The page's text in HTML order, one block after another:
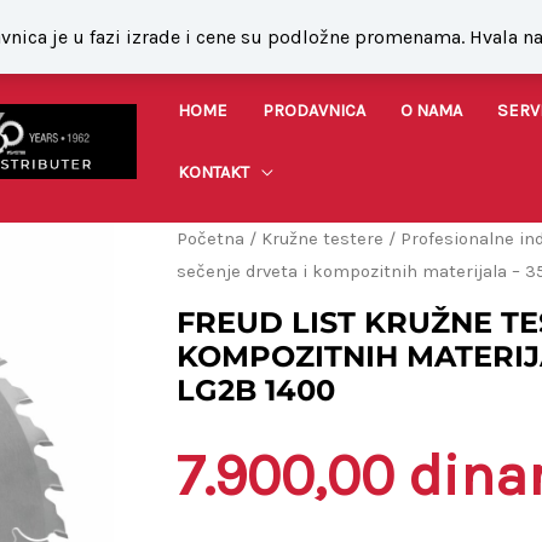
HOME PRODAVNICA O NAMA
KONTAKT
Početna / Kružne testere / Profesionalne
sečenje drveta i kompozitnih materijala –
FREUD LIST KRUŽNE
KOMPOZITNIH
LG2B 1400
7.900,00
FREUD
List
kružne
testere
za
drveta
i
je u fazi izrade i cene su podložne promenama. Hvala